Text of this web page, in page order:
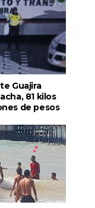
Guajira
81 kilos
de pesos